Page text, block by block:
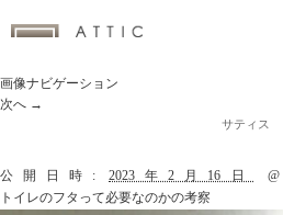
画像ナビゲーション
次へ →
サティス
公開日時: 2023年2月16日
トイレのフタって必要なのかの考察